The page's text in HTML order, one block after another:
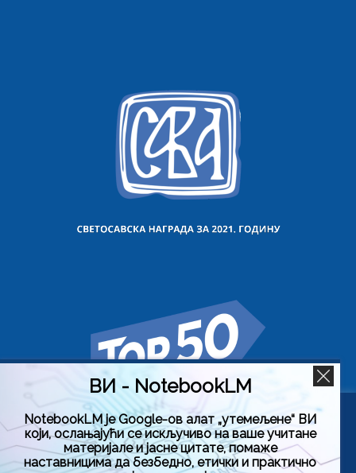
Користимо колачиће на овој веб страници да бисмо вам
побољшали искуство коришћења нашег сајта тако што
ћемо запамтити ваше жељене поставке. Кликом на
„Прихвати све“, пристајете на употребу СВИХ колачића.
ВИ - NotebookLM
NotebookLM је Google-ов алат „утемељене“ ВИ
који, ослањајући се искључиво на ваше учитане
материјале и јасне цитате, помаже
наставницима да безбедно, етички и практично